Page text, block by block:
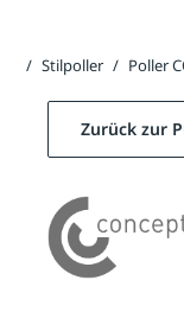
/ Stilpoller / Poller
Zurück zur